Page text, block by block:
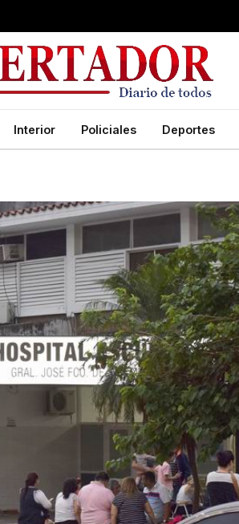
Interior Policiales Deportes